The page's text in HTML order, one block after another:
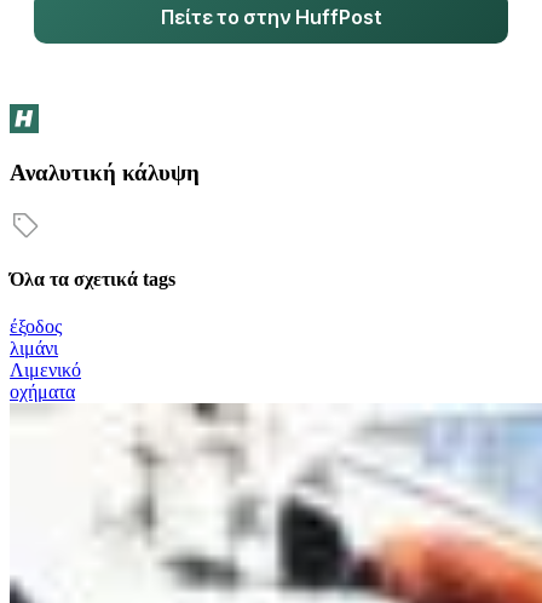
Πείτε το στην HuffPost
Αναλυτική κάλυψη
Όλα τα σχετικά tags
έξοδος
λιμάνι
Λιμενικό
οχήματα